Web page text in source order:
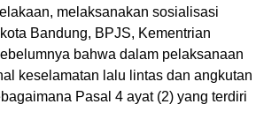
melaksanakan sosialisasi
Bandung, BPJS, Kementrian
bahwa dalam pelaksanaan
keselamatan lalu lintas dan angkutan
Pasal 4 ayat (2) yang terdiri